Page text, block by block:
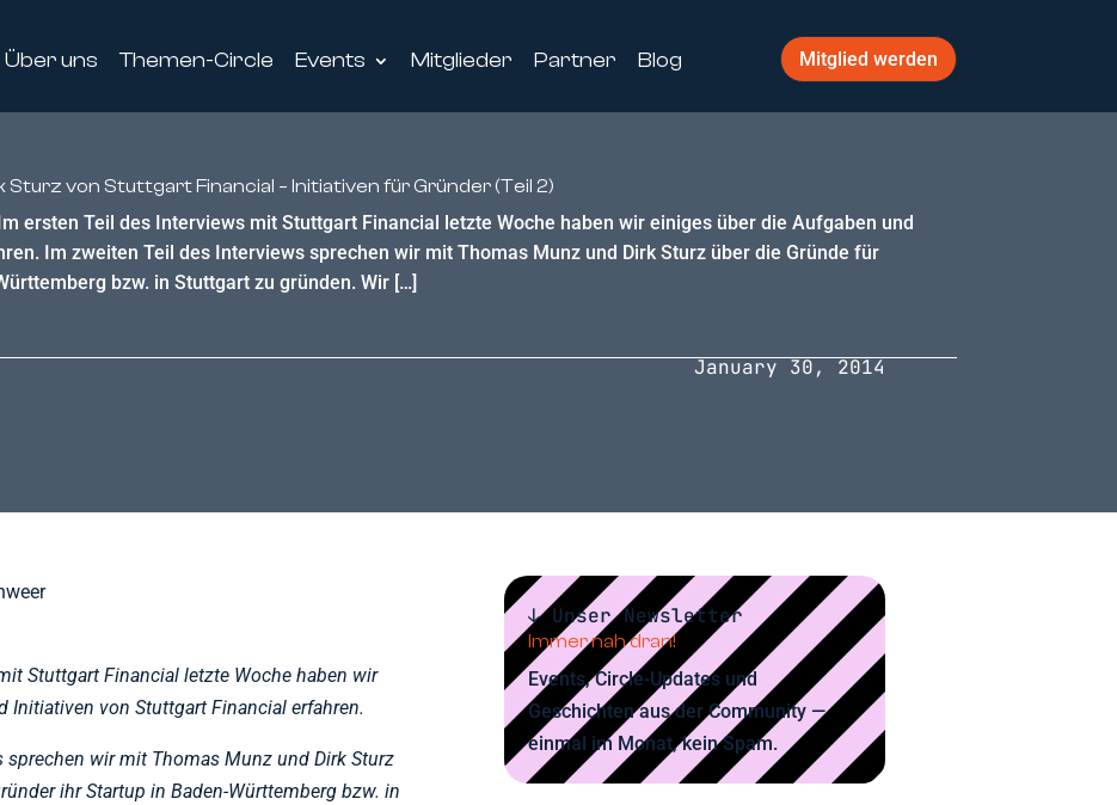
Über uns Themen-Circle Events Mitglieder Partner Blog Mitglied werden
von Stuttgart Financial – Initiativen für Gründer (Teil 2)
ersten Teil des Interviews mit Stuttgart Financial letzte Woche haben wir einiges über die Aufgaben und
Im zweiten Teil des Interviews sprechen wir mit Thomas Munz und Dirk Sturz über die Gründe für
bzw. in Stuttgart zu gründen. Wir […]
January 30, 2014
Stuttgart Financial letzte Woche haben wir
Initiativen von Stuttgart Financial erfahren.
sprechen wir mit Thomas Munz und Dirk Sturz
ihr Startup in Baden-Württemberg bzw. in
↓ Unser Newsletter
Immer nah dran!
Events, Circle-Updates und
Geschichten aus der Community —
einmal im Monat, kein Spam.